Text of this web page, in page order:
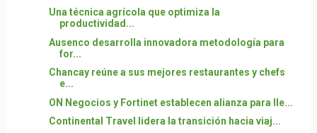
Una técnica agrícola que optimiza la
productividad...
Ausenco desarrolla innovadora metodología para
for...
Chancay reúne a sus mejores restaurantes y chefs
e...
ON Negocios y Fortinet establecen alianza para lle...
Continental Travel lidera la transición hacia viaj...